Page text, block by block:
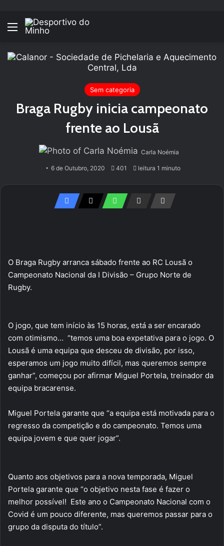
Menu
Sem categoria
Braga Rugby inicia campeonato
frente ao Lousã
Carla Noémia
6 de Outubro, 2020 401 leitura 1 minuto
O Braga Rugby arranca sábado frente ao RC Lousã o
Campeonato Nacional da I Divisão – Grupo Norte de
Rugby.
O jogo, que tem início às 15 horas, está a ser encarado
com otimismo… “temos uma boa expetativa para o jogo. O
Lousã é uma equipa que desceu de divisão, por isso,
esperamos um jogo muito difícil, mas queremos sempre
ganhar”, começou por afirmar Miguel Portela, treinador da
equipa bracarense.
Miguel Portela garante que “a equipa está motivada para o
regresso da competição e do campeonato. Temos uma
equipa jovem e que quer jogar”.
Quanto aos objetivos para a nova temporada, Miguel
Portela garante que “o objetivo nesta fase é fazer o
melhor possível! Este ano o Campeonato Nacional com o
Covid é um pouco diferente, mas queremos passar para o
grupo da disputa do título”.